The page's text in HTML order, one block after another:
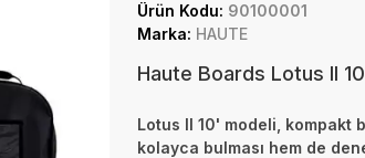
Ürün Kodu: 90100001
Marka: HAUTE
Haute Boards Lotus II
Lotus II 10' modeli, kompakt
kolayca bulması hem de